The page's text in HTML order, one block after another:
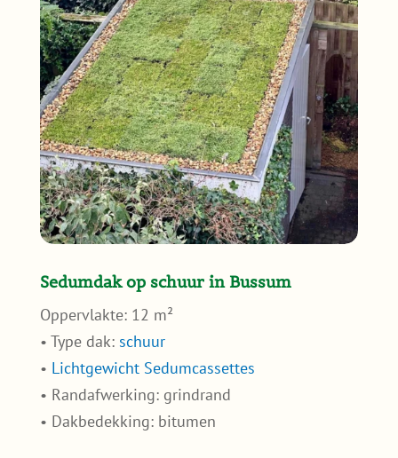
Sedumdak op schuur in Bussum
Oppervlakte: 12 m²
• Type dak: schuur
• Lichtgewicht Sedumcassettes
• Randafwerking: grindrand
• Dakbedekking: bitumen